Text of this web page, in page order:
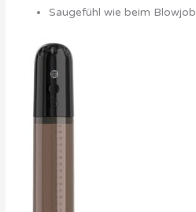
Saugefühl wie beim Blowjob